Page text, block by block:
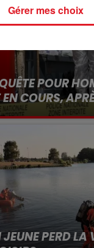
POUR
COURS,
éléments, le
PERD LA
Gérer mes choix